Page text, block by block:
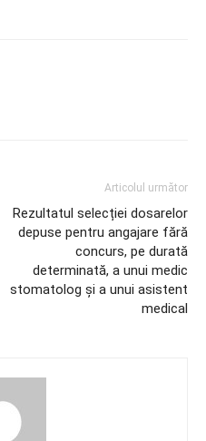
Articolul următor
Rezultatul selecției dosarelor
depuse pentru angajare fără
concurs, pe durată
determinată, a unui medic
stomatolog și a unui asistent
medical